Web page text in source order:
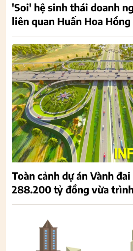
'Soi' hệ sinh thái doanh
liên quan Huấn Hoa Hồng
Toàn cảnh dự án Vành
288.200 tỷ đồng vừa